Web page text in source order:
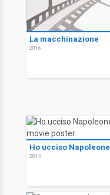
La macchinazione
2016
Ho ucciso Napoleone
2015